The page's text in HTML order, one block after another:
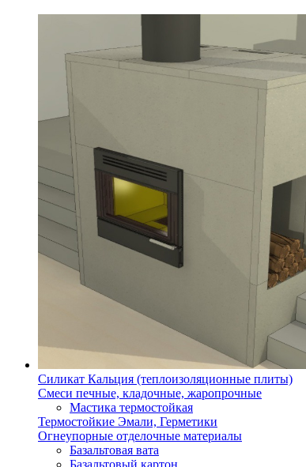
Силикат Кальция (теплоизоляционные плиты)
Смеси печные, кладочные, жаропрочные
Мастика термостойкая
Термостойкие Эмали, Герметики
Огнеупорные отделочные материалы
Базальтовая вата
Базальтовый картон